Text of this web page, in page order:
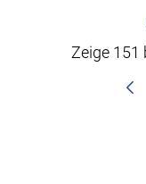
Zeige 151